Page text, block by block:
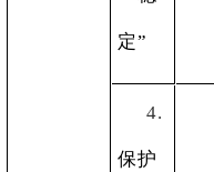
定”
4.
保护